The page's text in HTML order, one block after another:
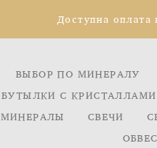
Доступна оплата
ВЫБОР ПО МИНЕРАЛУ
БУТЫЛКИ С КРИСТАЛЛАМИ
МИНЕРАЛЫ
СВЕЧИ